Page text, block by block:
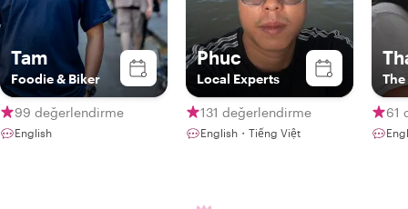
Tam
Foodie & Biker
99 değerlendirme
English
Phuc
Local Experts
131 değerlendirme
English・Tiếng Việt
61